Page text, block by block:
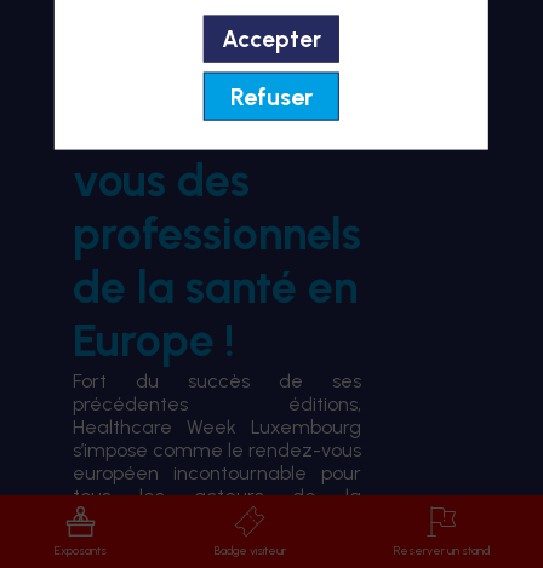
BIENVENUE À HWL26
le rendez-
vous des
professionnels
de la santé en
Europe !
Fort du succès de ses
précédentes éditions,
Healthcare Week Luxembourg
s’impose comme le rendez-vous
européen incontournable pour
tous les acteurs de la
transformation du système de
santé.
Exposants Badge visiteur Réserver un stand
Accepter
Refuser